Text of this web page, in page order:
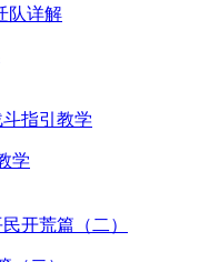
学